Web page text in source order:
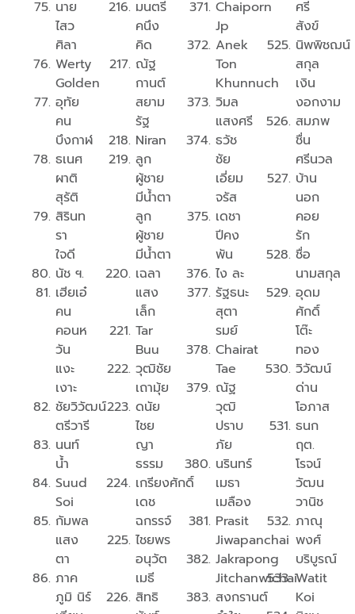
นาย
ไสว
ศิลา
Werty
Golden
อุทัย
คน
บึงกาฬ
ธเนศ
ผาติ
สุรัติ
สิรินท
รา
ใจดี
นัช ฯ.
เฮียเอ๋
คน
คอนห
วัน
แงะ
เงาะ
ชัยวิวัฒน์
ตรีวารี
นนท์
น้ำ
Suud
Soi
กัมพล
แสง
ตา
ภาค
ภูมิ นิร์
มนตรี
คนึง
คิด
ณัฐ
กานต์
สยาม
รัฐ
Niran
ลูก
ผู้ชาย
มีน้ำตา
ลูก
ผู้ชาย
มีน้ำตา
เฉลา
แสง
เล็ก
Tar
Buu
วุฒิชัย
เถามุ้ย
ดนัย
ไชย
ญา
ธรรม
เกรียงศักดิ์
เดช
ฉกรรจ์
ไชยพร
อนุวัต
เมธี
สิทธิ
Chaiporn
Jp
Anek
Ton
Khunnuch
วิมล
แสงศรี
ธวัช
ชัย
เอี่ยม
จรัส
เดชา
ปีคง
พัน
ไง ละ
รัฐธนะ
สุตา
รมย์
Chairat
Tae
ณัฐ
วุฒิ
ปราบ
ภัย
นรินทร์​
เมธา
เมลือง
Prasit
Jiwapanchai
Jakrapong
Jitchanwichai
สงกรานต์
ศรี
สังข์
นิพพิชฌน์
สกุล
เงิน
งอกงาม
สมภพ
ชื่น
ศรีนวล
บ้าน
นอก
คอย
รัก
ชื่อ
นามสกุล
อุดม
ศักดิ์
โต๊ะ
ทอง
วิวัฒน์
ด่าน
โอภาส
ธนก
ฤต.
โรจน์
วัฒน
วานิช
ภาณุ​
พงศ์​
บริบูรณ์​
Watit
Koi